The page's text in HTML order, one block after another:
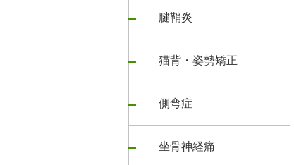
腱鞘炎
猫背・姿勢矯正
側弯症
坐骨神経痛